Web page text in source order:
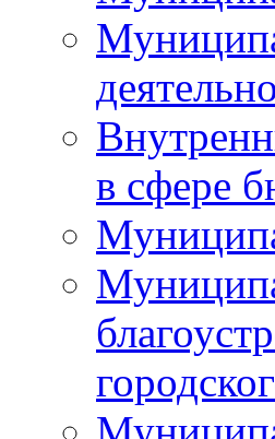
в сфере